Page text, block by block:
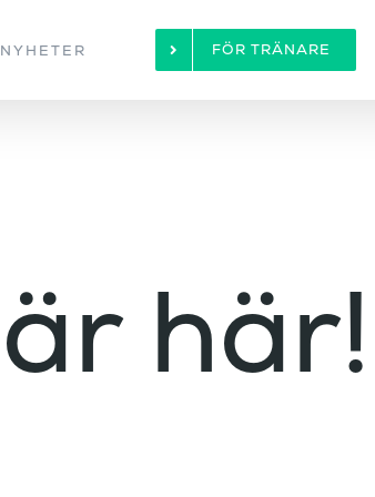
NYHETER FÖR TRÄNARE
är här!